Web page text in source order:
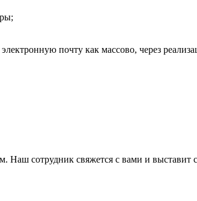
почту как массово, через
Наш сотрудник свяжется с вами и выставит